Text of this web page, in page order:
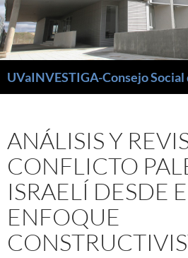
ANÁLISIS Y
CONFLICTO
ISRAELÍ DESDE
ENFOQUE